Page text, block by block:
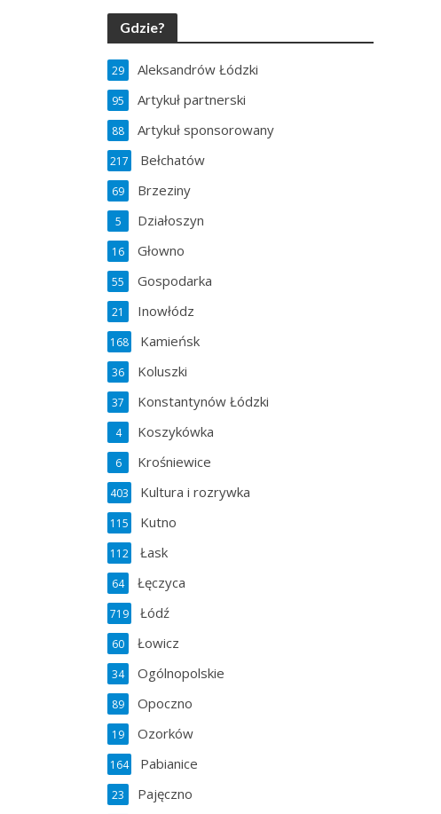
Gdzie?
Aleksandrów Łódzki
29
Artykuł partnerski
95
Artykuł sponsorowany
88
Bełchatów
217
Brzeziny
69
Działoszyn
5
Głowno
16
Gospodarka
55
Inowłódz
21
Kamieńsk
168
Koluszki
36
Konstantynów Łódzki
37
Koszykówka
4
Krośniewice
6
Kultura i rozrywka
403
Kutno
115
Łask
112
Łęczyca
64
Łódź
719
Łowicz
60
Ogólnopolskie
34
Opoczno
89
Ozorków
19
Pabianice
164
Pajęczno
23